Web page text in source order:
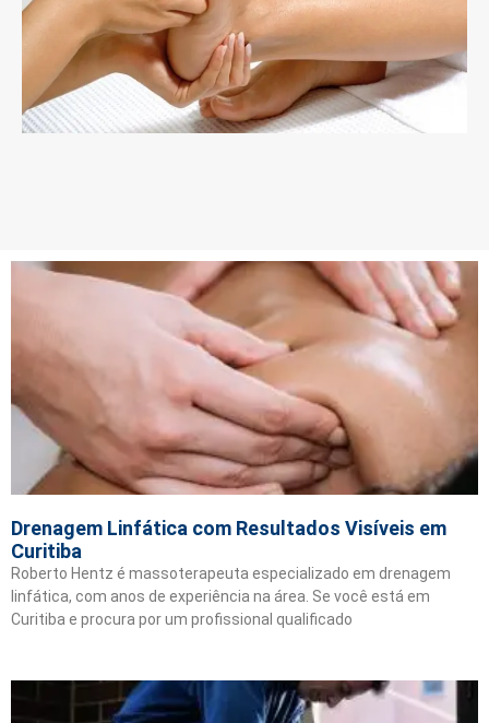
Drenagem Linfática com Resultados Visíveis em
Curitiba
Roberto Hentz é massoterapeuta especializado em drenagem
linfática, com anos de experiência na área. Se você está em
Curitiba e procura por um profissional qualificado